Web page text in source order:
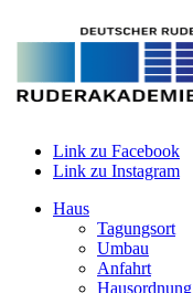
Link zu Facebook
Link zu Instagram
Haus
Tagungsort
Umbau
Anfahrt
Hausordnung